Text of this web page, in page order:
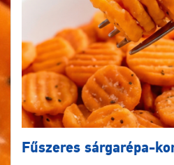
Fűszeres sárgarépa-